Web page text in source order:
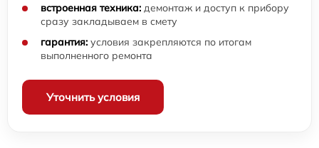
встроенная техника: демонтаж и доступ к прибору
сразу закладываем в смету
гарантия: условия закрепляются по итогам
выполненного ремонта
Уточнить условия